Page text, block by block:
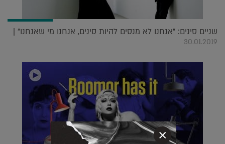
שניים סינים: "אנחנו לא מנסים להיות סינים, אנחנו מי שאנחנו" |
30.01.2019
×